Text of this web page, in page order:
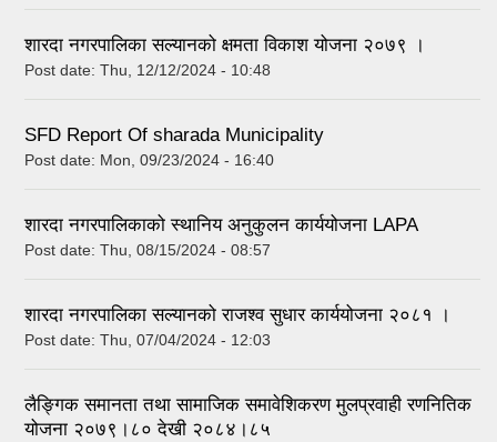
शारदा नगरपालिका सल्यानको क्षमता विकाश योजना २०७९ ।
Post date: Thu, 12/12/2024 - 10:48
SFD Report Of sharada Municipality
Post date: Mon, 09/23/2024 - 16:40
शारदा नगरपालिकाको स्थानिय अनुकुलन कार्ययोजना LAPA
Post date: Thu, 08/15/2024 - 08:57
शारदा नगरपालिका सल्यानको राजश्व सुधार कार्ययोजना २०८१ ।
Post date: Thu, 07/04/2024 - 12:03
लैङ्गिक समानता तथा सामाजिक समावेशिकरण मुलप्रवाही रणनितिक
योजना २०७९।८० देखी २०८४।८५